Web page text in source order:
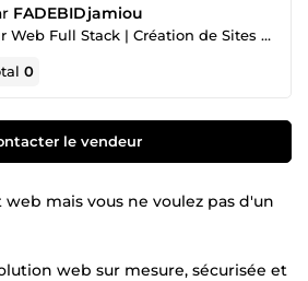
FADEBIDjamiou
Développeur Web Full Stack | Création de Sites & Applications sur Mesure pour Booster Votre Activité
0
le vendeur
web mais vous ne voulez pas d'un
web sur mesure, sécurisée et